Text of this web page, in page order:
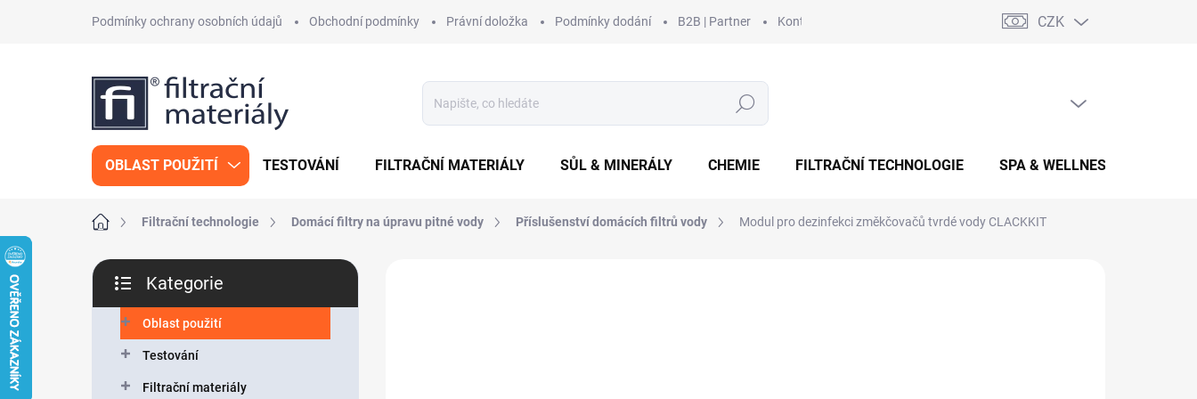
Podmínky ochrany osobních údajů Obchodní podmínky Právní doložka Podmínky dodání B2B | Partner Kontakty Zpětný odběr elektrozařízení Blog
CZK
Hledat
OBLAST POUŽITÍ TESTOVÁNÍ FILTRAČNÍ MATERIÁLY SŮL & MINERÁLY CHEMIE FILTRAČNÍ TECHNOLOGIE SPA & WELLNESS
Domů Filtrační technologie Domácí filtry na úpravu pitné vody Příslušenství domácích filtrů vody Modul pro dezinfekci změkčovačů tvrdé vody CLACKKIT
P
s
kategorie
Kategorie
Oblast použití
Testování
Filtrační materiály